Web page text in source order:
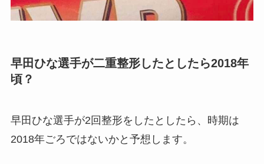
早田ひな選手が二重整形したとしたら2018年
頃？
早田ひな選手が2回整形をしたとしたら、時期は
2018年ごろではないかと予想します。